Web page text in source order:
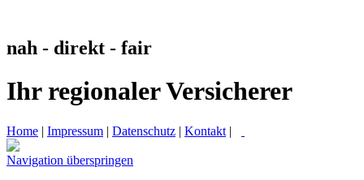
nah - direkt - fair
Ihr regionaler Versicherer
Home | Impressum | Datenschutz | Kontakt |
Navigation überspringen